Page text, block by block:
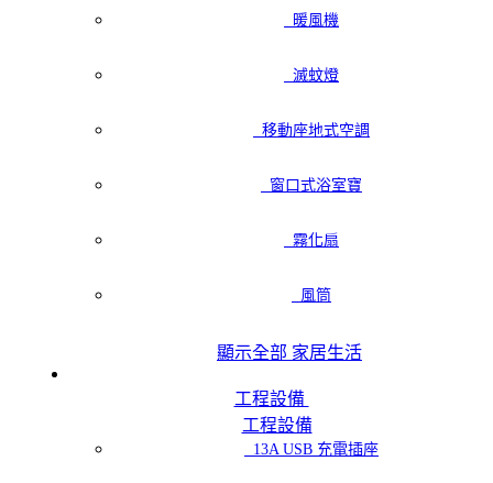
暖風機
滅蚊燈
移動座地式空調
窗口式浴室寶
霧化扇
風筒
顯示全部 家居生活
工程設備
工程設備
13A USB 充電插座